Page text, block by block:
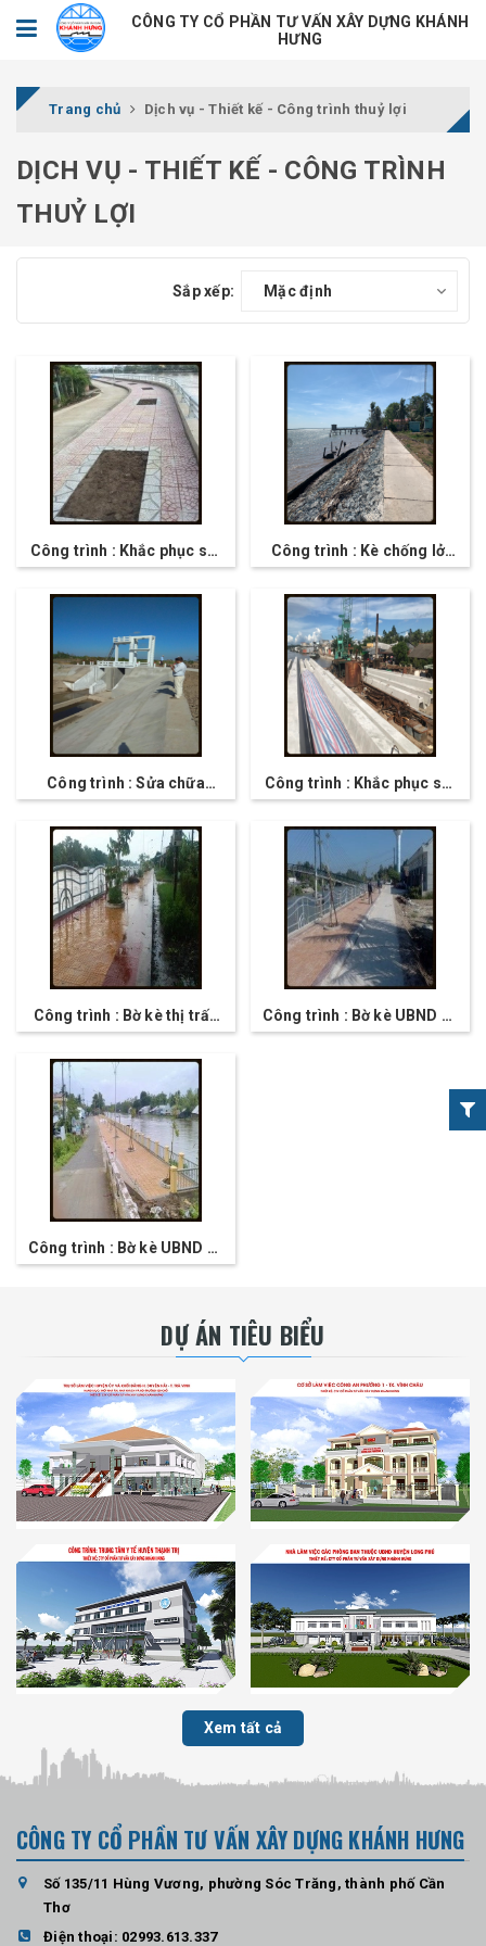
CÔNG TY CỔ PHẦN TƯ VẤN XÂY DỰNG KHÁNH
HƯNG
Trang chủ Dịch vụ - Thiết kế - Công trình thuỷ lợi
DỊCH VỤ - THIẾT KẾ - CÔNG TRÌNH
THUỶ LỢI
Sắp xếp: Mặc định
Công trình : Khắc phục sạt
lở bờ sông trên địa bàn
huyện Kế Sách
Công trình : Kè chống lở,
chắn sóng đồ biên phòng
634, tỉnh Sóc Trăng
Công trình : Sửa chữa
cống T4, thị xã Vĩnh Châu,
tỉnh Sóc Trăng
Công trình : Khắc phục sạt
lở bờ sông rạch vọp (Đoạn
qua khu vực chợ cầu lộ, xã
thới an hội, huyện Kế
Sách), tỉnh Sóc Trăng
Công trình : Bờ kè thị trấn
Kế Sách
Công trình : Bờ kè UBND xã
Xuân Hòa
Công trình : Bờ kè UBND xã
Mỹ Phước
DỰ ÁN TIÊU BIỂU
Xem tất cả
CÔNG TY CỔ PHẦN TƯ VẤN XÂY DỰNG KHÁNH HƯNG
Số 135/11 Hùng Vương, phường Sóc Trăng, thành phố Cần
Thơ
Điện thoại: 02993.613.337